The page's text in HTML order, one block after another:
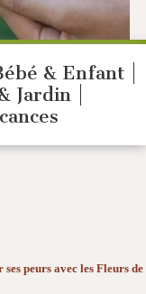
& Enfant
Jardin
ses peurs avec les Fleurs de